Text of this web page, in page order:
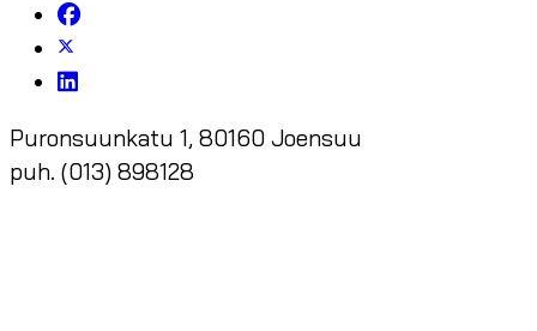
Puronsuunkatu 1, 80160 Joensuu
puh. (013) 898128